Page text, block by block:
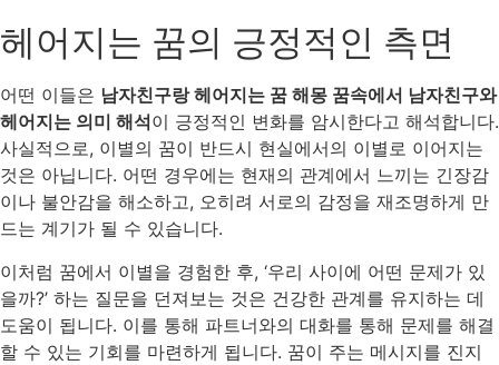
헤어지는 꿈의 긍정적인 측면
어떤 이들은 남자친구랑 헤어지는 꿈 해몽 꿈속에서 남자친구와
헤어지는 의미 해석이 긍정적인 변화를 암시한다고 해석합니다.
사실적으로, 이별의 꿈이 반드시 현실에서의 이별로 이어지는
것은 아닙니다. 어떤 경우에는 현재의 관계에서 느끼는 긴장감
이나 불안감을 해소하고, 오히려 서로의 감정을 재조명하게 만
드는 계기가 될 수 있습니다.
이처럼 꿈에서 이별을 경험한 후, ‘우리 사이에 어떤 문제가 있
을까?’ 하는 질문을 던져보는 것은 건강한 관계를 유지하는 데
도움이 됩니다. 이를 통해 파트너와의 대화를 통해 문제를 해결
할 수 있는 기회를 마련하게 됩니다. 꿈이 주는 메시지를 진지